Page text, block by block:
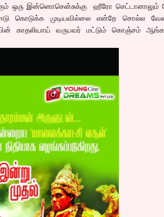
ஒரு இன்னொசென்சுக்கு ஹீரோ செட்டானாலும்
கொடுக்க முடியவில்லை என்றே சொல்ல
காதலியாய் வருபவர் மட்டும் கொஞ்சம்